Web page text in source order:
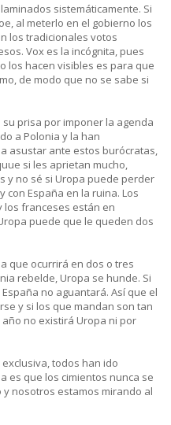
sistemáticamente. Si
al meterlo en el gobierno los
los tradicionales votos
Vox es la incógnita, pues
los hacen visibles es para que
de modo que no se sabe si
prisa por imponer la agenda
a Polonia y la han
asustar ante estos burócratas,
si les aprietan mucho,
y no sé si Uropa puede perder
con España en la ruina. Los
los franceses están en
puede que le queden dos
que ocurrirá en dos o tres
rebelde, Uropa se hunde. Si
no aguantará. Así que el
y si los que mandan son tan
no existirá Uropa ni por
todos han ido
es que los cimientos nunca se
nosotros estamos mirando al